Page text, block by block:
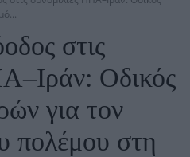
στις
Οδικός
για τον
πολέμου στη